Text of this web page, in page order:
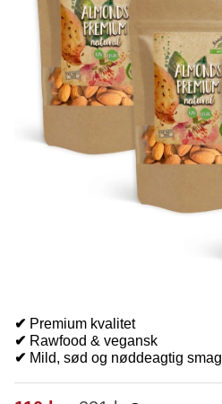
✔ Premium kvalitet
✔ Rawfood & vegansk
✔ Mild, sød og nøddeagtig smag